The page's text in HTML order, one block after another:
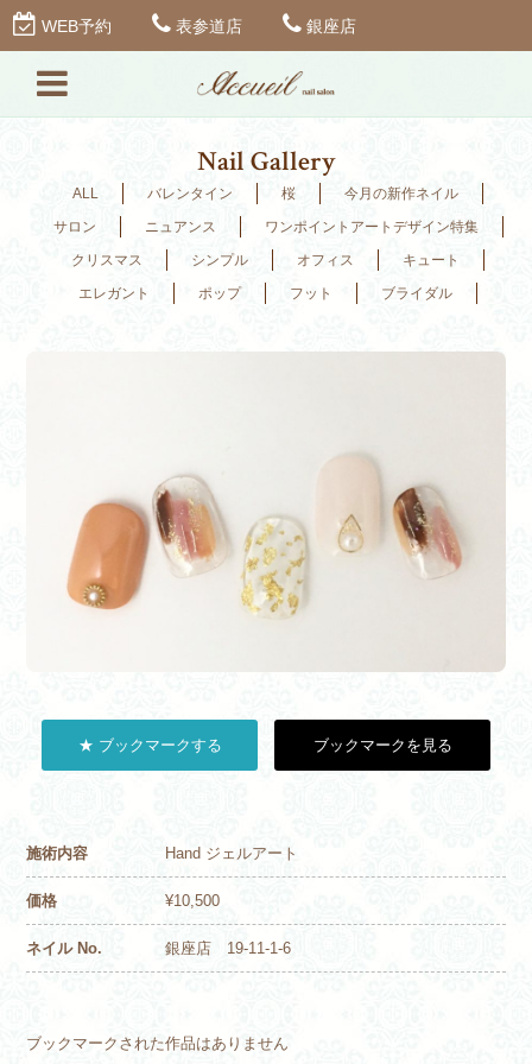
WEB予約 表参道店 銀座店
Nail Gallery
ALL バレンタイン 桜
今月の新作ネイル
サロン
ニュアンス
ワンポイントアートデザイン特集
クリスマス
シンプル オフィス
キュート
エレガント
ポップ フット ブライダル
★ ブックマークする ブックマークを見る
施術内容 Hand ジェルアート
価格 ¥10,500
ネイル No. 銀座店 19-11-1-6
ブックマークされた作品はありません